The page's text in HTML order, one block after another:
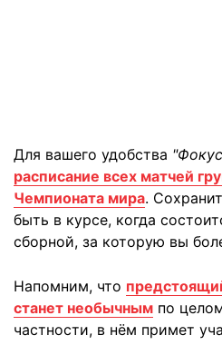
Для вашего удобства
расписание всех матчей
Чемпионата мира.
быть в курсе, когда
сборной, за которую вы
Напомним, что
станет необычным по
частности, в нём примет